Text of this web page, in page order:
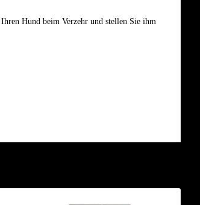
Hund beim Verzehr und stellen Sie ihm